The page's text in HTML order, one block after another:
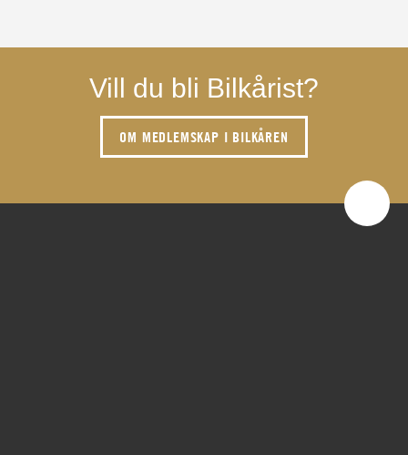
Vill du bli Bilkårist?
OM MEDLEMSKAP I BILKÅREN